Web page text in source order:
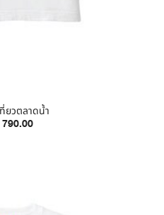
ยวตลาดน้ำ